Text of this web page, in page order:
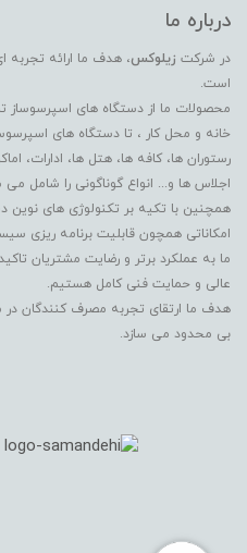
درباره ما
در شرکت زیلوکس، هدف ما ارائه تجربه
است.
محصولات ما از دستگاه های اسپرسوساز
خانه و محل کار ، تا دستگاه های
رستوران ها، کافه ها، هتل ها، ادارات،
اجلاس ها و... انواع گوناگونی را شامل
همچنین با تکیه بر تکنولوژی های نوین
امکاناتی همچون قابلیت برنامه ریزی
ما به عملکرد برتر و رضایت مشتریان
عالی و حمایت فنی کامل هستیم.
هدف ما ارتقای تجربه مصرف کنندگان
بی محدود می سازد.